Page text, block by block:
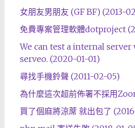
女朋友男朋友 (GF BF) (2013-
免費專案管理軟體dotproject
We can test a internal
serveo. (2020-01-01)
尋找手機鈴聲 (2011-02-05)
為什麼這次超前佈署不採用
買了個麻將涼蓆 就出包了